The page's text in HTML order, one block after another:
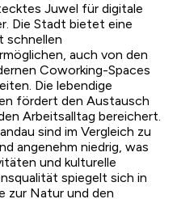
Juwel für digitale
Die Stadt bietet eine
schnellen
auch von den
Coworking-Spaces
Die lebendige
fördert den Austausch
Arbeitsalltag bereichert.
sind im Vergleich zu
angenehm niedrig, was
und kulturelle
spiegelt sich in
zur Natur und den